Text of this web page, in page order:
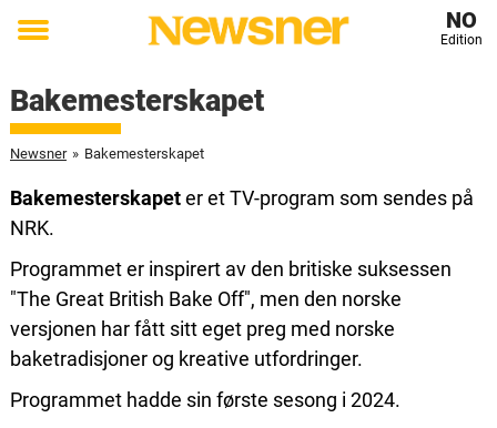
Toggle
NO
Edition
Bakemesterskapet
Newsner » Bakemesterskapet
Bakemesterskapeter et TV-program som sendes på
NRK.
Programmet er inspirert av den britiske suksessen
"The Great British Bake Off", men den norske
versjonen har fått sitt eget preg med norske
baketradisjoner og kreative utfordringer.
Programmet hadde sin første sesong i 2024.